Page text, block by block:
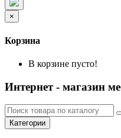
×
Корзина
В корзине пусто!
Интернет - магазин
Категории